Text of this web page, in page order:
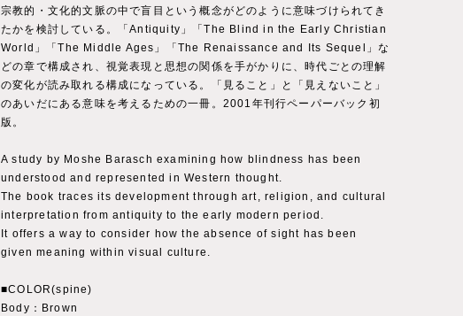
宗教的・文化的文脈の中で盲目という概念がどのように意味づけられてき
たかを検討している。「Antiquity」「The Blind in the Early Christian
World」「The Middle Ages」「The Renaissance and Its Sequel」な
どの章で構成され、視覚表現と思想の関係を手がかりに、時代ごとの理解
の変化が読み取れる構成になっている。「見ること」と「見えないこと」
のあいだにある意味を考えるための一冊。2001年刊行ペーパーバック初
版。
A study by Moshe Barasch examining how blindness has been
understood and represented in Western thought.
The book traces its development through art, religion, and cultural
interpretation from antiquity to the early modern period.
It offers a way to consider how the absence of sight has been
given meaning within visual culture.
■COLOR(spine)
Body：Brown